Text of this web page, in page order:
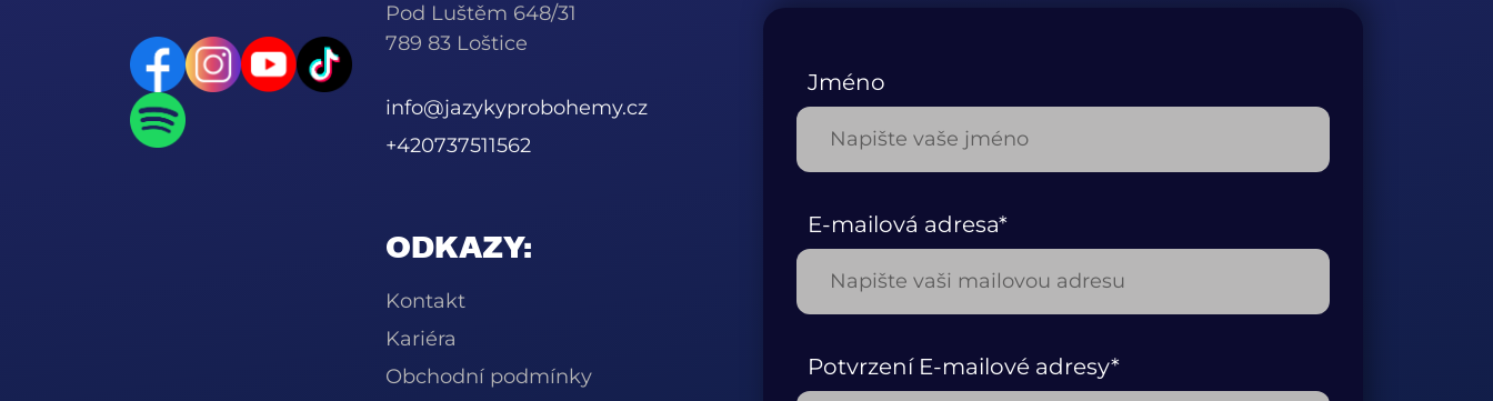
Pod Luštěm 648/31
789 83 Loštice
info@jazykyprobohemy.cz
+420737511562
ODKAZY:
Kontakt
Kariéra
Obchodní podmínky
Jméno
E-mailová adresa*
Potvrzení E-mailové adresy*